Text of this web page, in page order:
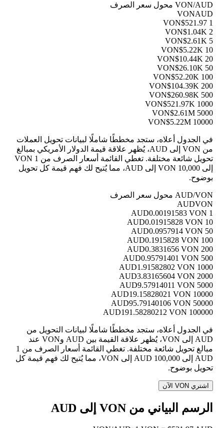
VON/AUD محول سعر الصرف
VONAUD
1 VON
$521.97
2 VON
$1.04K
5 VON
$2.61K
10 VON
$5.22K
20 VON
$10.44K
50 VON
$26.10K
100 VON
$52.20K
200 VON
$104.39K
500 VON
$260.98K
1000 VON
$521.97K
5000 VON
$2.61M
10000 VON
$5.22M
في الجدول أعلاه، ستجد مخططًا شاملًا لبيانات تحويل العملات
من VON إلى AUD، يُظهر علاقة قيمة الدولار الأمريكي بمبالغ
تحويل شائعة مختلفة. تغطي القائمة أسعار الصرف من 1 VON
إلى 10,000 VON إلى AUD، مما يُتيح لك فهم قيمة كل تحويل
بوضوح.
AUD/VON محول سعر الصرف
AUDVON
1 AUD
0.00191583 VON
10 AUD
0.01915828 VON
50 AUD
0.0957914 VON
100 AUD
0.1915828 VON
200 AUD
0.3831656 VON
500 AUD
0.95791401 VON
1000 AUD
1.91582802 VON
2000 AUD
3.83165604 VON
5000 AUD
9.57914011 VON
10000 AUD
19.15828021 VON
50000 AUD
95.79140106 VON
100000 AUD
191.58280212 VON
في الجدول أعلاه، ستجد مخططًا شاملًا لبيانات التحويل من
AUD إلى VON، يُظهر علاقة القيمة بين AUD وVON عند
مبالغ تحويل شائعة مختلفة. تغطي القائمة أسعار الصرف من 1
AUD إلى 100,000 AUD إلى VON، مما يُتيح لك فهم قيمة كل
تحويل بوضوح.
اشتري VON الآن
الرسم البياني من VON إلى AUD